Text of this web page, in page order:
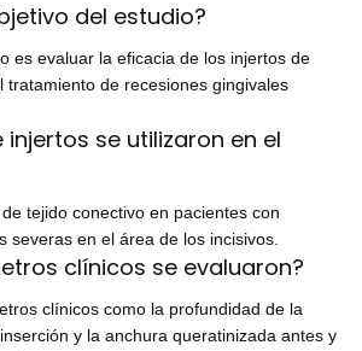
del estudio?
es evaluar la eficacia de los injertos de
tratamiento de recesiones gingivales
injertos se utilizaron en el
tejido conectivo en pacientes con
severas en el área de los incisivos.
clínicos se evaluaron?
clínicos como la profundidad de la
y la anchura queratinizada antes y